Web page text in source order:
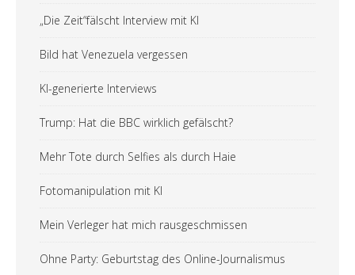
„Die Zeit“fälscht Interview mit KI
Bild hat Venezuela vergessen
KI-generierte Interviews
Trump: Hat die BBC wirklich gefälscht?
Mehr Tote durch Selfies als durch Haie
Fotomanipulation mit KI
Mein Verleger hat mich rausgeschmissen
Ohne Party: Geburtstag des Online-Journalismus